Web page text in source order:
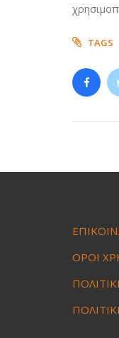
TAGS
ΟΡΟΙ